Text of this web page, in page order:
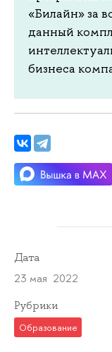
«Билайн» за
данный
бизнеса
Дата
23 мая 2022
Рубрики
Образование